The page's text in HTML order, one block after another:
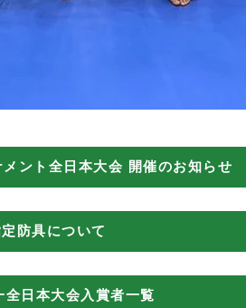
ント全日本大会 開催のお知らせ
防具について
全日本大会入賞者一覧